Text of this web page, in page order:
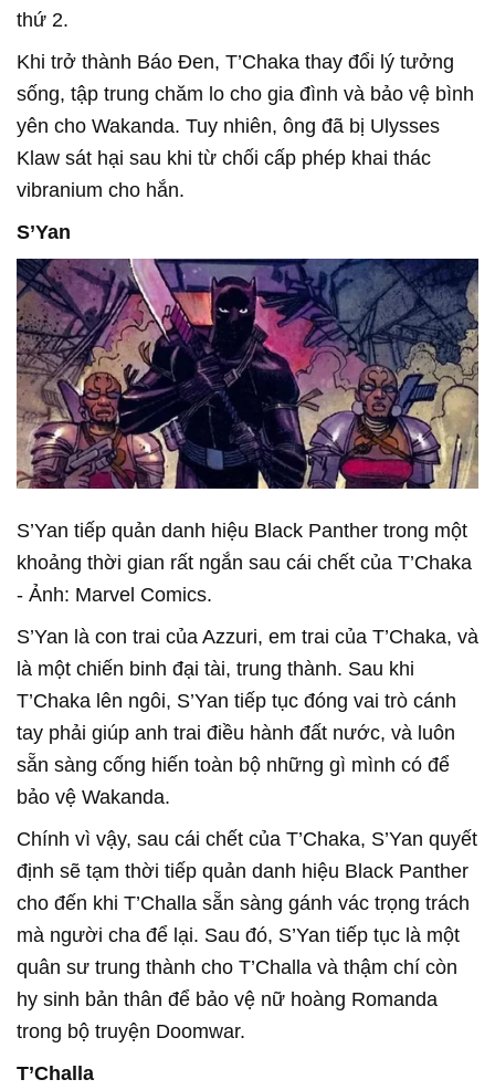
thứ 2.
Khi trở thành Báo Đen, T’Chaka thay đổi lý tưởng
sống, tập trung chăm lo cho gia đình và bảo vệ bình
yên cho Wakanda. Tuy nhiên, ông đã bị Ulysses
Klaw sát hại sau khi từ chối cấp phép khai thác
vibranium cho hắn.
S’Yan
S’Yan tiếp quản danh hiệu Black Panther trong một
khoảng thời gian rất ngắn sau cái chết của T’Chaka
- Ảnh: Marvel Comics.
S’Yan là con trai của Azzuri, em trai của T’Chaka, và
là một chiến binh đại tài, trung thành. Sau khi
T’Chaka lên ngôi, S’Yan tiếp tục đóng vai trò cánh
tay phải giúp anh trai điều hành đất nước, và luôn
sẵn sàng cống hiến toàn bộ những gì mình có để
bảo vệ Wakanda.
Chính vì vậy, sau cái chết của T’Chaka, S’Yan quyết
định sẽ tạm thời tiếp quản danh hiệu Black Panther
cho đến khi T’Challa sẵn sàng gánh vác trọng trách
mà người cha để lại. Sau đó, S’Yan tiếp tục là một
quân sư trung thành cho T’Challa và thậm chí còn
hy sinh bản thân để bảo vệ nữ hoàng Romanda
trong bộ truyện Doomwar.
T’Challa